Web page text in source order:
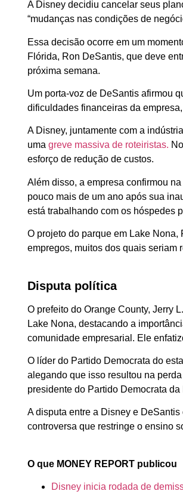
A Disney decidiu cancelar seus
“mudanças nas condições de
Essa decisão ocorre em um
Flórida, Ron DeSantis, que deve
próxima semana.
Um porta-voz de DeSantis afirmou
dificuldades financeiras da
A Disney, juntamente com a
umagreve massiva de roteiristas.
esforço de redução de custos.
Além disso, a empresa confirmou
pouco mais de um ano após sua
está trabalhando com os hóspedes
O projeto do parque em Lake Nona,
empregos, muitos dos quais seriam
Disputa política
O prefeito do Orange County, Jerry
Lake Nona, destacando a
comunidade empresarial. Ele
O líder do Partido Democrata do
alegando que isso resultou na
presidente do Partido Democrata
A disputa entre a Disney e
controversa que restringe o ensino
O que MONEY REPORT publicou
Disney inicia rodada de